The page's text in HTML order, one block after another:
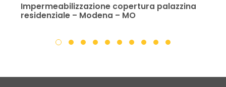
Impermeabilizzazione copertura palazzina
residenziale – Modena – MO